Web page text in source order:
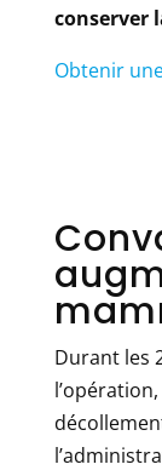
conserver
Obtenir
Durant les